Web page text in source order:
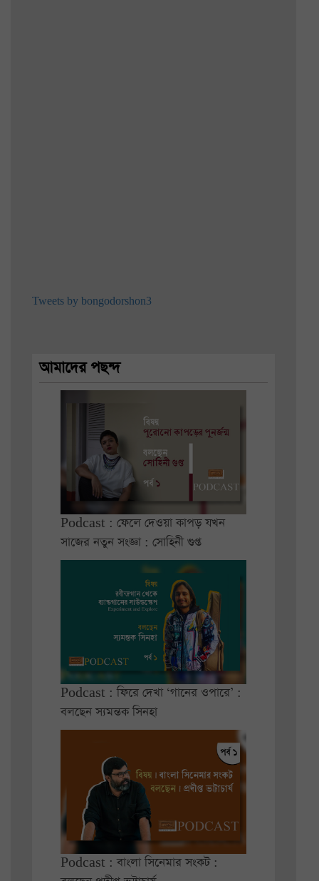
Tweets by bongodorshon3
আমাদের পছন্দ
Podcast : ফেলে দেওয়া কাপড় যখন
সাজের নতুন সংজ্ঞা : সোহিনী গুপ্ত
Podcast : ফিরে দেখা ‘গানের ওপারে’ :
বলছেন স্যমন্তক সিনহা
Podcast : বাংলা সিনেমার সংকট :